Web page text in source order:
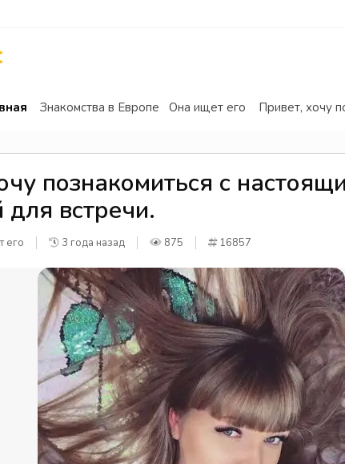
Знакомства в Европе Она ищет его Привет, хочу
познакомиться с
встречи.
его 3 года назад 875 16857